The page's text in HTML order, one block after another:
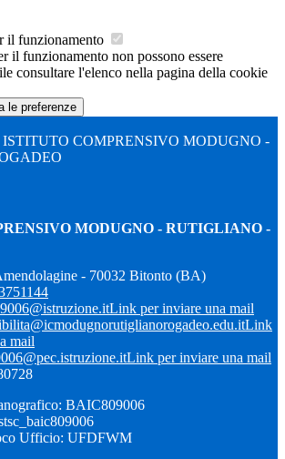
il funzionamento
il funzionamento non possono essere
consultare l'elenco nella pagina della cookie
le preferenze
ISTITUTO COMPRENSIVO MODUGNO -
MODUGNO - RUTIGLIANO -
- 70032 Bitonto (BA)
Link per inviare una mail
Link
mail
Link per inviare una mail
BAIC809006
Ufficio: UFDFWM